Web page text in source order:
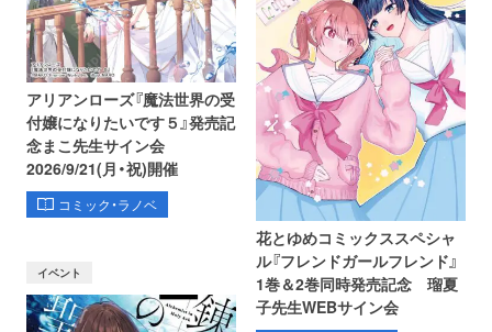
アリアンローズ『魔法世界の受
付嬢になりたいです５』発売記
念まこ先生サイン会
2026/9/21(月・祝)開催
コミック・ラノベ
花とゆめコミックススペシャ
ル『フレンドガールフレンド』
1巻＆2巻同時発売記念 瑠夏
子先生WEBサイン会
イベント